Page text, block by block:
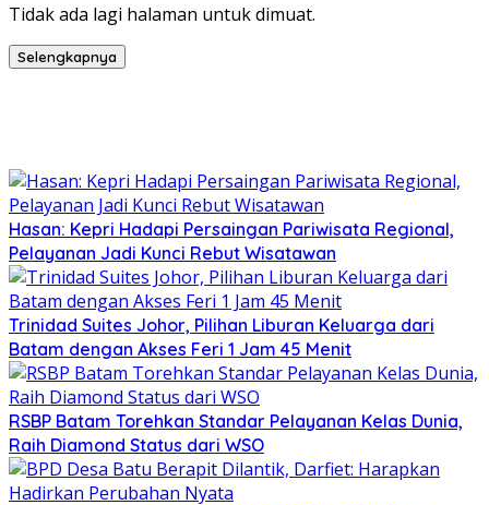
Tidak ada lagi halaman untuk dimuat.
Selengkapnya
Hasan: Kepri Hadapi Persaingan Pariwisata Regional,
Pelayanan Jadi Kunci Rebut Wisatawan
Trinidad Suites Johor, Pilihan Liburan Keluarga dari
Batam dengan Akses Feri 1 Jam 45 Menit
RSBP Batam Torehkan Standar Pelayanan Kelas Dunia,
Raih Diamond Status dari WSO